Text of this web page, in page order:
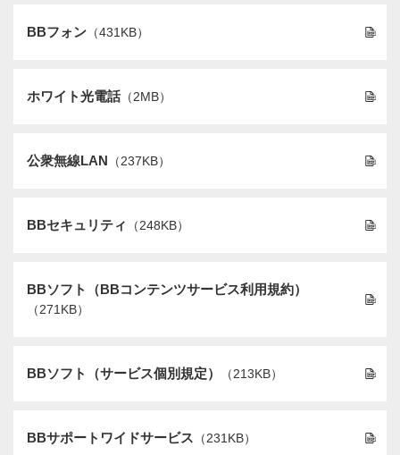
BBフォン （431KB）
ホワイト光電話（2MB）
公衆無線LAN （237KB）
BBセキュリティ （248KB）
BBソフト（BBコンテンツサービス利用規約）
（271KB）
BBソフト（サービス個別規定） （213KB）
BBサポートワイドサービス （231KB）